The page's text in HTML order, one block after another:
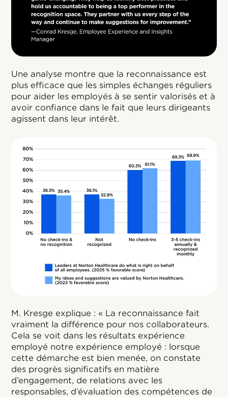
Une analyse montre que la reconnaissance est
plus efficace que les simples échanges réguliers
pour aider les employés à se sentir valorisés et à
avoir confiance dans le fait que leurs dirigeants
agissent dans leur intérêt.
M. Kresge explique : « La reconnaissance fait
vraiment la différence pour nos collaborateurs.
Cela se voit dans les résultats expérience
employé notre expérience employé : lorsque
cette démarche est bien menée, on constate
des progrès significatifs en matière
d’engagement, de relations avec les
responsables, d’évaluation des compétences de